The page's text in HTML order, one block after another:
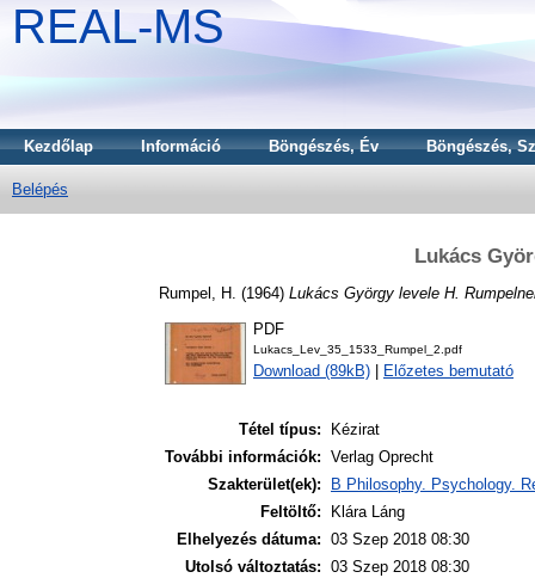
REAL-MS
Kezdőlap Információ Böngészés, Év Böngészés,
Belépés
Lukács
Rumpel, H. (1964) Lukács György levele H.
PDF
Lukacs_Lev_35_1533_Rumpel_2.pdf
Download (89kB) Előzetes bemutató
Tétel típus:
Kézirat
További információk: Verlag Oprecht
Szakterület(ek):
B Philosophy. Psychology.
Feltöltő:
Klára Láng
Elhelyezés dátuma: 03 Szep 2018 08:30
Utolsó változtatás: 03 Szep 2018 08:30